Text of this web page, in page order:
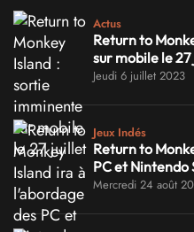
Actus
Return to
sur mobile le
Jeudi 6 juillet 2023
Jeux Indés
Return to
PC et Nintendo
Mercredi 24 août